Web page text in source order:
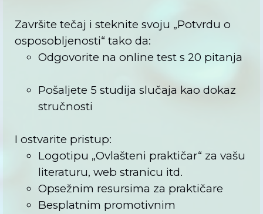
Završite tečaj i steknite svoju „Potvrdu o
osposobljenosti“ tako da:
Odgovorite na online test s 20 pitanja
Pošaljete 5 studija slučaja kao dokaz
stručnosti
I ostvarite pristup:
Logotipu „Ovlašteni praktičar“ za vašu
literaturu, web stranicu itd.
Opsežnim resursima za praktičare
Besplatnim promotivnim